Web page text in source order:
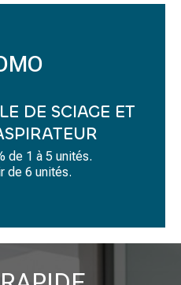
DE SCIAGE ET
de 1 à 5 unités.
de 6 unités.